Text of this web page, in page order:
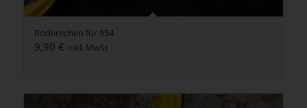
Roderechen für 954
9,90 € inkl. MwSt